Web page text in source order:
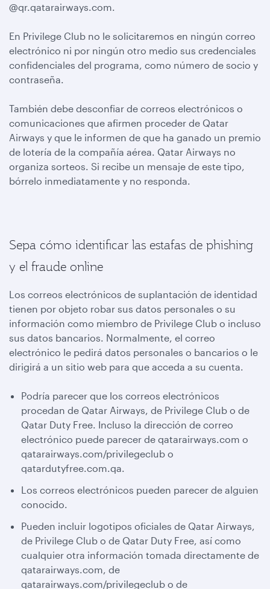
@qr.qatarairways.com.
En Privilege Club no le solicitaremos en ningún correo
electrónico ni por ningún otro medio sus credenciales
confidenciales del programa, como número de socio y
contraseña.
También debe desconfiar de correos electrónicos o
comunicaciones que afirmen proceder de Qatar
Airways y que le informen de que ha ganado un premio
de lotería de la compañía aérea. Qatar Airways no
organiza sorteos. Si recibe un mensaje de este tipo,
bórrelo inmediatamente y no responda.
Sepa cómo identificar las estafas de phishing
y el fraude online
Los correos electrónicos de suplantación de identidad
tienen por objeto robar sus datos personales o su
información como miembro de Privilege Club o incluso
sus datos bancarios. Normalmente, el correo
electrónico le pedirá datos personales o bancarios o le
dirigirá a un sitio web para que acceda a su cuenta.
Podría parecer que los correos electrónicos
procedan de Qatar Airways, de Privilege Club o de
Qatar Duty Free. Incluso la dirección de correo
electrónico puede parecer de qatarairways.com o
qatarairways.com/privilegeclub o
qatardutyfree.com.qa.
Los correos electrónicos pueden parecer de alguien
conocido.
Pueden incluir logotipos oficiales de Qatar Airways,
de Privilege Club o de Qatar Duty Free, así como
cualquier otra información tomada directamente de
qatarairways.com, de
qatarairways.com/privilegeclub o de